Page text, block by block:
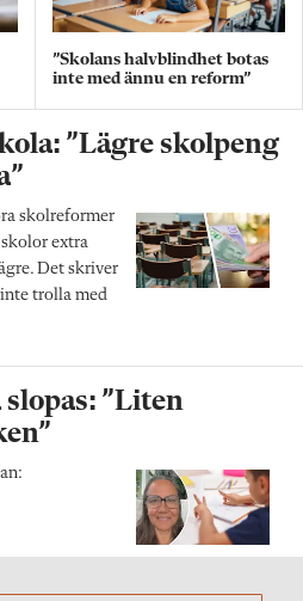
”Skolans halvblindhet botas
inte med ännu en reform”
”Lägre skolpeng
skolreformer
extra
Det skriver
trolla med
”Liten